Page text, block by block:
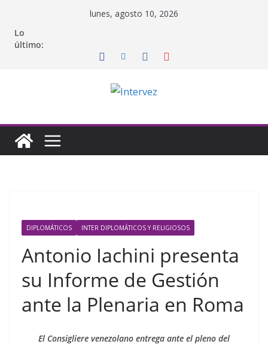
contenido
lunes, agosto 10, 2026
Lo
último:
DIPLOMÁTICOS INTER DIPLOMÁTICOS Y RELIGIOSOS
Antonio Iachini presenta
su Informe de Gestión
ante la Plenaria en Roma
El Consigliere venezolano entrega ante el pleno del